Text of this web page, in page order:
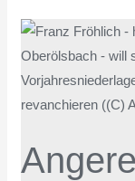
Angerer
Ringer
mit
Heimkämpfen
Feiertag